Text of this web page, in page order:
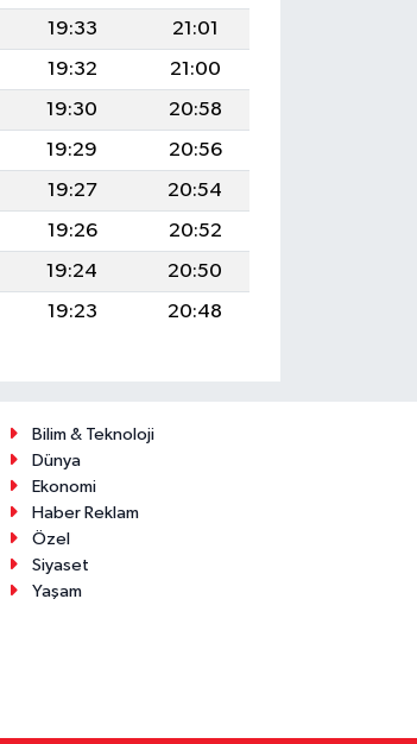
19:33
21:01
19:32
21:00
19:30
20:58
19:29
20:56
19:27
20:54
19:26
20:52
19:24
20:50
19:23 20:48
Bilim & Teknoloji
Dünya
Ekonomi
Haber Reklam
Özel
Siyaset
Yaşam